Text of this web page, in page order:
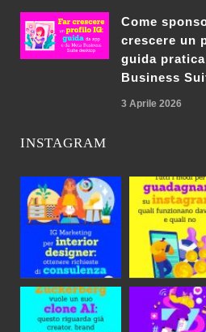
Come
crescere un
guida
Business
3 Aprile 2026
INSTAGRAM